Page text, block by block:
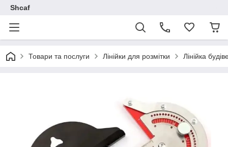
Shcaf
Товари та послуги Лінійки для розмітки Лінійка